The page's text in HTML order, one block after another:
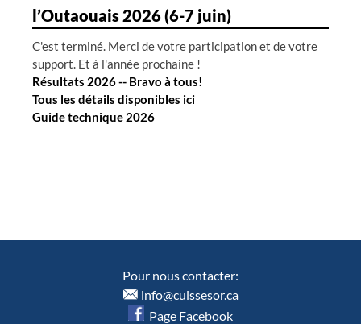
l’Outaouais 2026 (6-7 juin)
C'est terminé. Merci de votre participation et de votre
support. Et à l'année prochaine !
Résultats 2026 -- Bravo à tous!
Tous les détails disponibles ici
Guide technique 2026
Pour nous contacter:
info@cuissesor.ca
Page Facebook